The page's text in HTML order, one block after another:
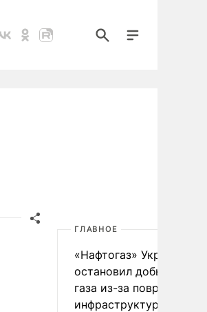
ГЛАВНОЕ
«Нафтогаз» Украины
остановил добычу
газа из-за повреждения
инфраструктуры